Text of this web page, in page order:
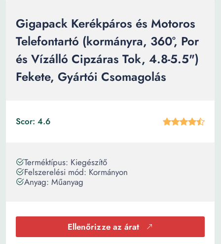
Gigapack Kerékpáros és Motoros
Telefontartó (kormányra, 360°, Por
és Vízálló Cipzáras Tok, 4.8-5.5")
Fekete, Gyártói Csomagolás
Scor: 4.6
Terméktípus: Kiegészítő
Felszerelési mód: Kormányon
Anyag: Műanyag
Ellenőrizze az árat